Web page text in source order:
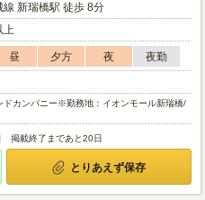
新瑞橋駅 徒歩 8分
上
昼 夕方 夜
夜勤
ドカンパニー※勤務地：イオンモール新瑞橋/
掲載終了まであと20日
とりあえず保存